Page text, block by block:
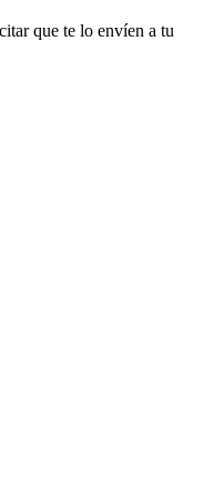
que te lo envíen a tu